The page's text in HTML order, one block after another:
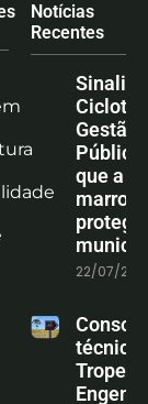
Notícias
Recentes
Gestão
que a
marrom
protege
22/07/
técnica